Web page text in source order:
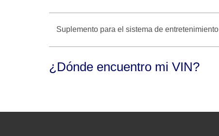
Suplemento para el sistema de
¿Dónde encuentro mi VIN?